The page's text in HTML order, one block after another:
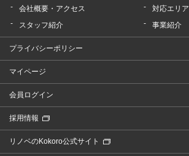
会社概要・アクセス
対応エリア
スタッフ紹介
事業紹介
プライバシーポリシー
マイページ
会員ログイン
採用情報
リノベのKokoro公式サイト